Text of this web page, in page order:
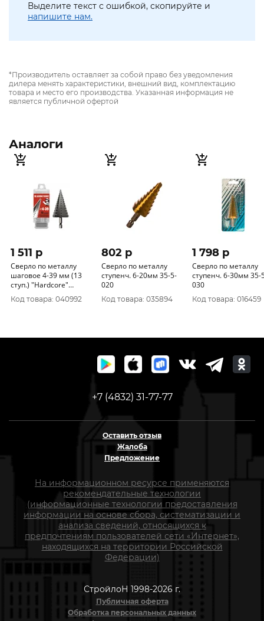
Выделите текст с ошибкой, скопируйте и
напишите нам.
*Производитель оставляет за собой право без уведомления
дилера менять характеристики, внешний вид, комплектацию
товара и место его производства. Указанная информация не
является публичной офертой
Аналоги
1 511 p
Сверло по металлу
шаговое 4-39 мм (13
ступ.) "Hardcore"
142439
Код товара: 040992
802 p
Сверло по металлу
ступенч. 6-20мм 35-5-
020
Код товара: 035894
1 798 p
Сверло по металлу
ступенч. 6-30мм 35-5-
030
Код товара: 016459
+7 (4832) 31-77-77
Оставить отзыв
Жалоба
Предложение
На информационном ресурсе применяются
рекомендательные технологии
(информационные технологии предоставления
информации на основе сбора, систематизации и
анализа сведений, относящихся к
предпочтениям пользователей сети «Интернет»,
находящихся на территории Российской
Федерации)
СтройлоН 1998-2026 г.
Публичная оферта
Обработка персональных данных